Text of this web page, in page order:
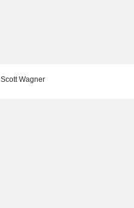
Scott Wagner